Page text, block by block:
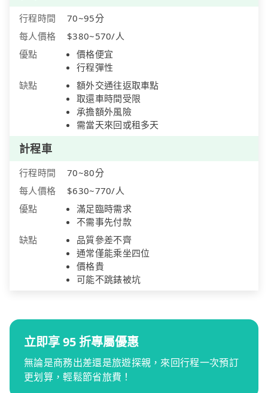
行程時間
70~95分
每人價格
$380~570/人
優點
價格便宜
行程彈性
缺點
額外交通往返取車點
取還車時間受限
承擔額外風險
需當天來回或租多天
計程車
行程時間
70~80分
每人價格
$630~770/人
優點
滿足臨時需求
不需事先付款
缺點
品質參差不齊
通常僅能乘坐四位
價格貴
可能不跳錶被坑
立即享 95 折專屬優惠
無論是商務出差還是旅遊探親，來回行程一次預訂
更划算，輕鬆節省旅費！